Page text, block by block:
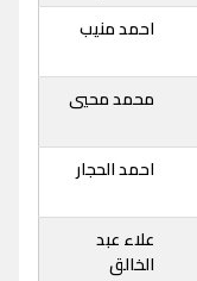
احمد منيب
محمد محيي
احمد الحجار
علاء عبد
الخالق